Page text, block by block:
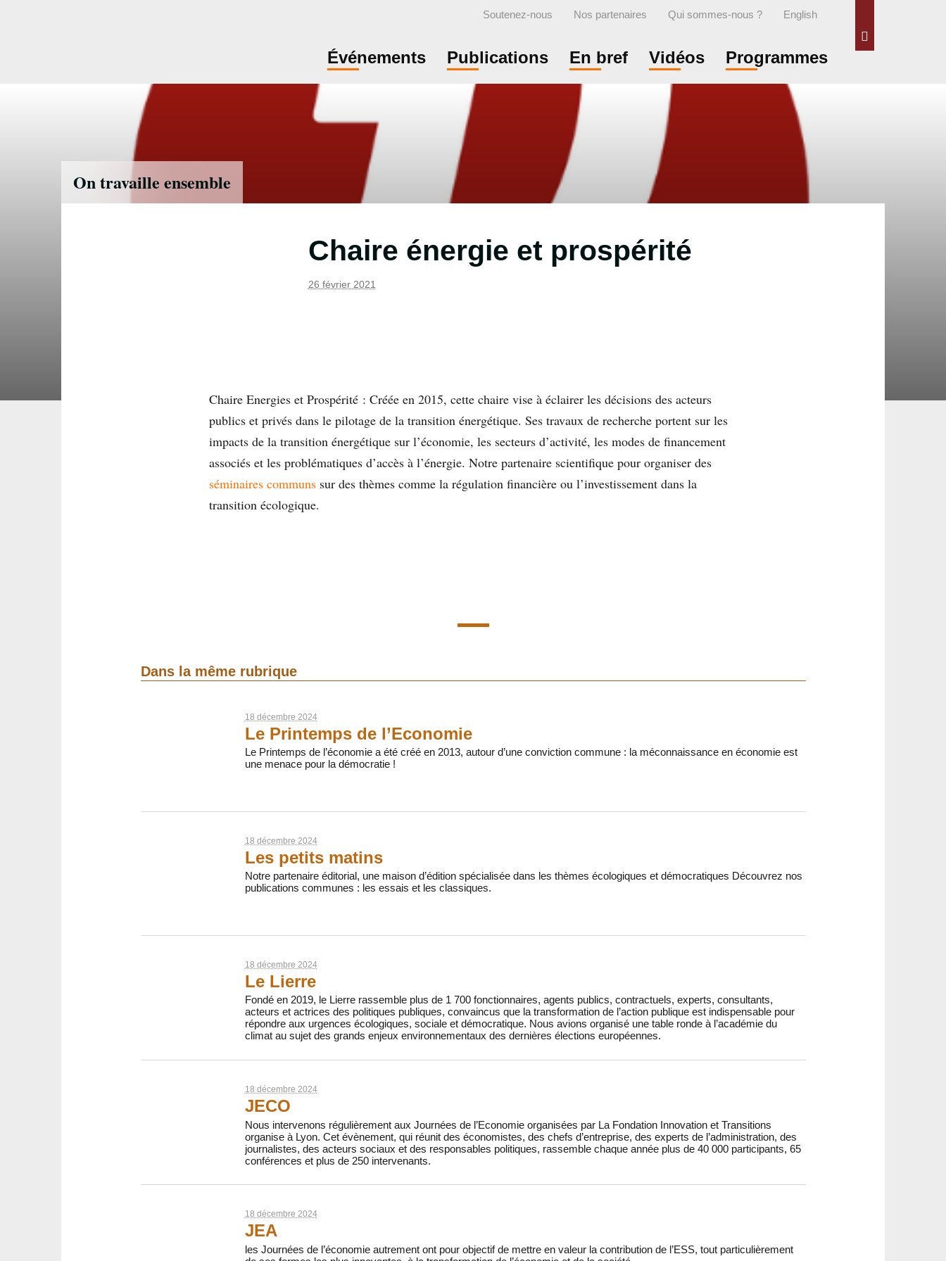
Soutenez-nous Nos partenaires Qui sommes-nous ? English
Événements Publications En bref Vidéos Programmes
On travaille ensemble
Chaire énergie et prospérité
26 février 2021
Chaire Energies et Prospérité : Créée en 2015, cette chaire vise à éclairer les décisions des acteurs
publics et privés dans le pilotage de la transition énergétique. Ses travaux de recherche portent sur les
impacts de la transition énergétique sur l’économie, les secteurs d’activité, les modes de financement
associés et les problématiques d’accès à l’énergie. Notre partenaire scientifique pour organiser des
séminaires communs sur des thèmes comme la régulation financière ou l’investissement dans la
transition écologique.
Dans la même rubrique
18 décembre 2024
Le Printemps de l’Economie
Le Printemps de l’économie a été créé en 2013, autour d’une conviction commune : la méconnaissance en économie est
une menace pour la démocratie !
18 décembre 2024
Les petits matins
Notre partenaire éditorial, une maison d’édition spécialisée dans les thèmes écologiques et démocratiques Découvrez nos
publications communes : les essais et les classiques.
18 décembre 2024
Le Lierre
Fondé en 2019, le Lierre rassemble plus de 1 700 fonctionnaires, agents publics, contractuels, experts, consultants,
acteurs et actrices des politiques publiques, convaincus que la transformation de l’action publique est indispensable pour
répondre aux urgences écologiques, sociale et démocratique. Nous avions organisé une table ronde à l’académie du
climat au sujet des grands enjeux environnementaux des dernières élections européennes.
18 décembre 2024
JECO
Nous intervenons régulièrement aux Journées de l’Economie organisées par La Fondation Innovation et Transitions
organise à Lyon. Cet évènement, qui réunit des économistes, des chefs d’entreprise, des experts de l’administration, des
journalistes, des acteurs sociaux et des responsables politiques, rassemble chaque année plus de 40 000 participants, 65
conférences et plus de 250 intervenants.
18 décembre 2024
JEA
les Journées de l’économie autrement ont pour objectif de mettre en valeur la contribution de l’ESS, tout particulièrement